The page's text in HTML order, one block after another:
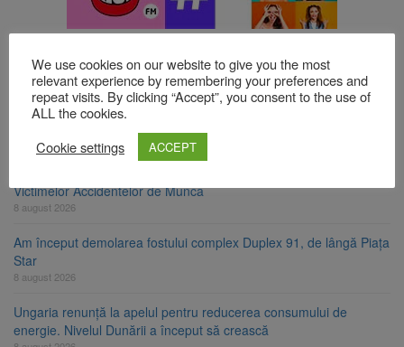
Se schimbă examenul de medic specialist. Subiecte unice în toată
țara, aceeași oră și același barem
Victimelor Accidentelor de Muncă
8 august 2026
Am început demolarea fostului complex Duplex 91, de lângă Piața
Star
8 august 2026
Ungaria renunță la apelul pentru reducerea consumului de
energie. Nivelul Dunării a început să crească
We use cookies on our website to give you the most
relevant experience by remembering your preferences and
repeat visits. By clicking “Accept”, you consent to the use of
ALL the cookies.
Cookie settings
ACCEPT